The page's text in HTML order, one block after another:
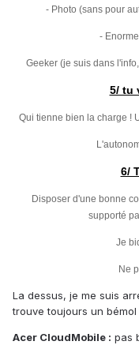
- Photo (sans pour
-
Geeker (je suis dans
5/ tu
Qui tienne bien la charge !
6/
Disposer d'une bonne
supporté
Je
Ne
La dessus, je me suis
trouve toujours un bémol
Acer CloudMobile : pas